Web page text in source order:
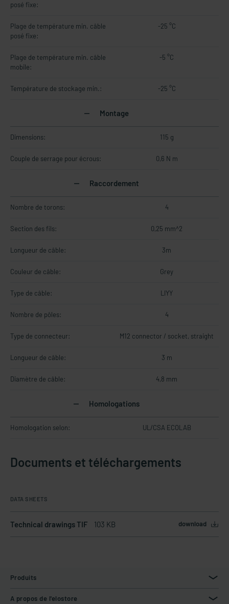
posé fixe:
Plage de température min. câble
posé fixe:
-25 °C
Plage de température min. câble
mobile:
-5 °C
Température de stockage min.: -25 °C
Montage
Dimensions: 115 g
Couple de serrage pour écrous: 0,6 N m
Raccordement
Nombre de torons: 4
Section des fils: 0,25 mm^2
Longueur de câble: 3m
Couleur de câble: Grey
Type de câble: LIYY
Nombre de pôles: 4
Type de connecteur: M12 connector / socket, straight
Longueur de câble: 3 m
Diamètre de câble: 4,8 mm
Homologations
Homologation selon: UL/CSA ECOLAB
Documents et téléchargements
DATA SHEETS
Technical drawings TIF 103 KB download
Produits
A propos de l'elostore